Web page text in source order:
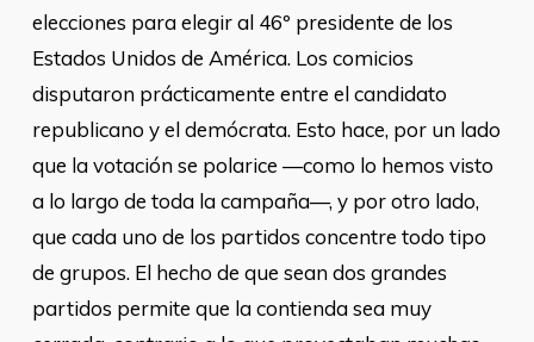
elecciones para elegir al 46º presidente de los
Estados Unidos de América. Los comicios
disputaron prácticamente entre el candidato
republicano y el demócrata. Esto hace, por un lado
que la votación se polarice —como lo hemos visto
a lo largo de toda la campaña—, y por otro lado,
que cada uno de los partidos concentre todo tipo
de grupos. El hecho de que sean dos grandes
partidos permite que la contienda sea muy